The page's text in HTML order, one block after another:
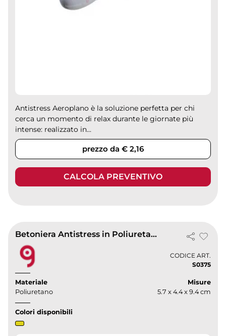
Antistress Aeroplano è la soluzione perfetta per chi
cerca un momento di relax durante le giornate più
intense: realizzato in...
prezzo da € 2,16
CALCOLA PREVENTIVO
Betoniera Antistress in Poliuretano 34g
CODICE ART.
S0375
Materiale
Poliuretano
Misure
5.7 x 4.4 x 9.4 cm
Colori disponibili